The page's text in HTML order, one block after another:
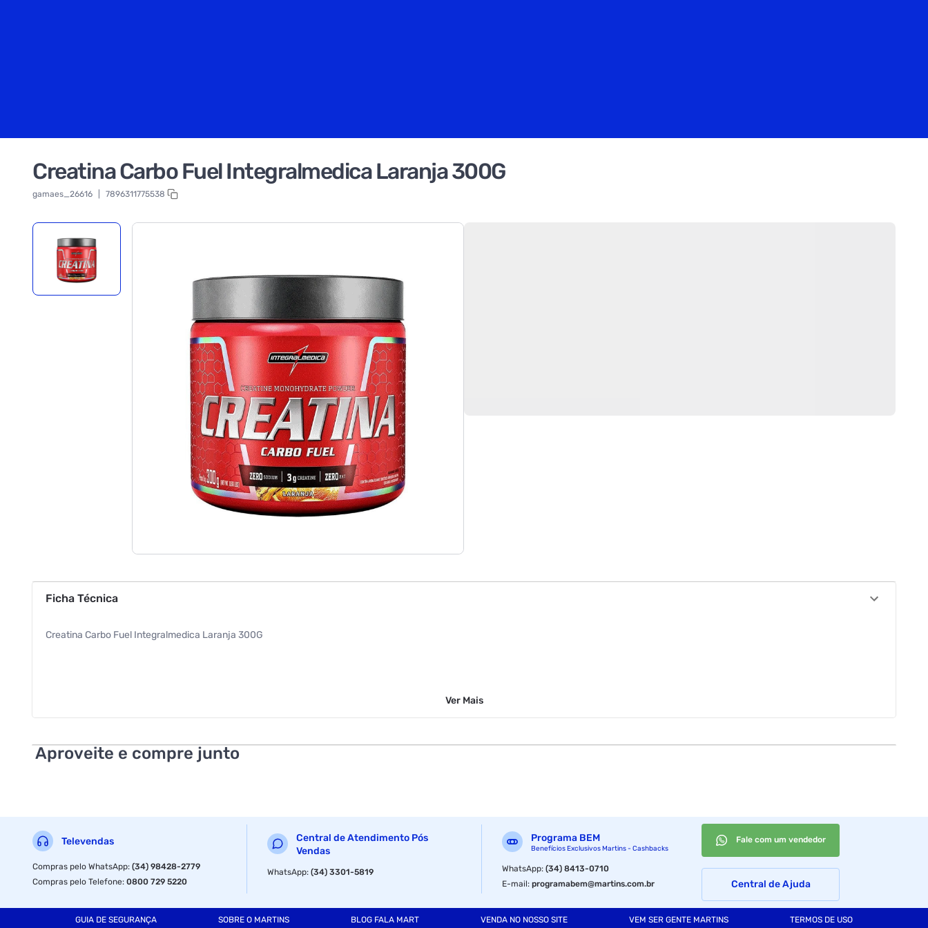
Creatina Carbo Fuel Integralmedica Laranja 300G
gamaes_26616 7896311775538
Ficha Técnica
Creatina Carbo Fuel Integralmedica Laranja 300G
Ver Mais
Aproveite e compre junto
Televendas
Compras pelo WhatsApp:(34) 98428-2779
Compras pelo Telefone:0800 729 5220
Central de Atendimento Pós
Vendas
WhatsApp:(34) 3301-5819
Programa BEM
Benefícios Exclusivos Martins - Cashbacks
WhatsApp:(34) 8413-0710
E-mail:programabem@martins.com.br
Fale com um vendedor
Central de Ajuda
GUIA DE SEGURANÇA SOBRE O MARTINS BLOG FALA MART VENDA NO NOSSO SITE VEM SER GENTE MARTINS TERMOS DE USO